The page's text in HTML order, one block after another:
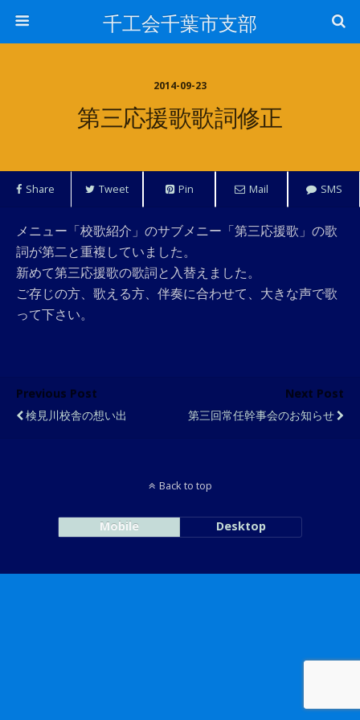
千工会千葉市支部
2014-09-23
第三応援歌歌詞修正
Share Tweet Pin Mail SMS
メニュー「校歌紹介」のサブメニー「第三応援歌」の歌
詞が第二と重複していました。
新めて第三応援歌の歌詞と入替えました。
ご存じの方、歌える方、伴奏に合わせて、大きな声で歌
って下さい。
Previous Post
検見川校舎の想い出
Next Post
第三回常任幹事会のお知らせ
Back to top
Mobile Desktop